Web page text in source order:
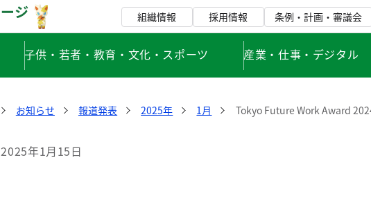
組織情報 採用情報 条例・計画・審議会
子供・若者・教育・文化・スポーツ 産業・仕事・デジタル
お知らせ 報道発表 2025年 1月 Tokyo Future Work Award
2025年1月15日